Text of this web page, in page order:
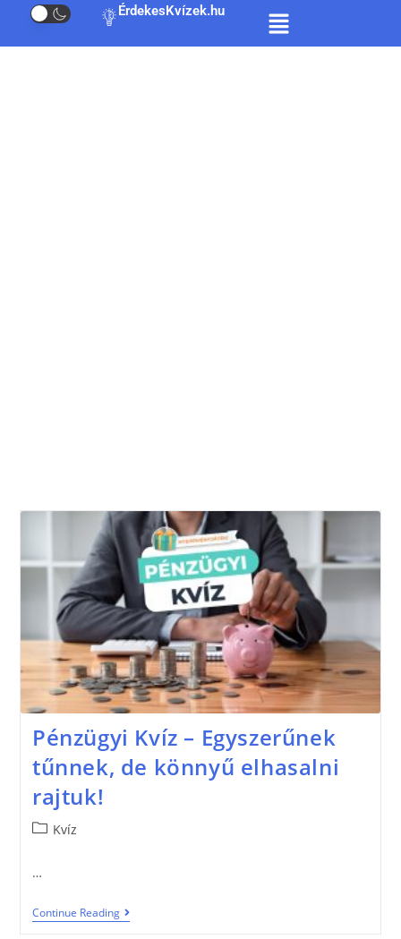
ÉrdekesKvízek.hu
Pénzügyi Kvíz – Egyszerűnek
tűnnek, de könnyű elhasalni
rajtuk!
Kvíz
…
Continue Reading